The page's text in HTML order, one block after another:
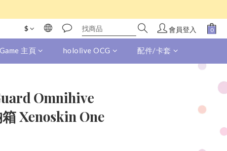
$ 會員登入
主頁 hololive OCG 配件/卡套
Omnihive
Xenoskin One